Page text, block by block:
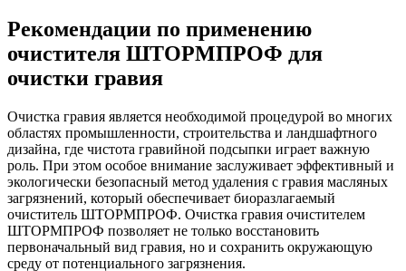
Рекомендации по применению
очистителя ШТОРМПРОФ для
очистки гравия
Очистка гравия является необходимой процедурой во многих
областях промышленности, строительства и ландшафтного
дизайна, где чистота гравийной подсыпки играет важную
роль. При этом особое внимание заслуживает эффективный и
экологически безопасный метод удаления с гравия масляных
загрязнений, который обеспечивает биоразлагаемый
очиститель ШТОРМПРОФ. Очистка гравия очистителем
ШТОРМПРОФ позволяет не только восстановить
первоначальный вид гравия, но и сохранить окружающую
среду от потенциального загрязнения.